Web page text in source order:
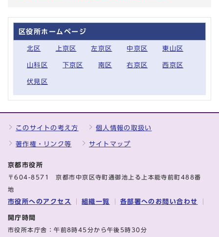
区役所ホームページ
北区 上京区 左京区 中京区 東山区
山科区 下京区 南区 右京区 西京区
伏見区
このサイトの考え方 個人情報の取扱い
著作権・リンク等 サイトマップ
京都市役所
〒604-8571 京都市中京区寺町通御池上る上本能寺前町488番
地
市役所へのアクセス 組織一覧 各部署へのお問い合わせ
開庁時間
市役所本庁舎：午前8時45分から午後5時30分